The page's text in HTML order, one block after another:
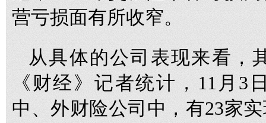
营亏损面有所收窄。
从具体的公司表现来看，
《财经》记者统计，11月3
中、外财险公司中，有23家